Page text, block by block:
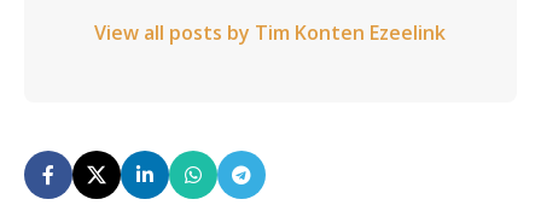
View all posts by Tim Konten Ezeelink